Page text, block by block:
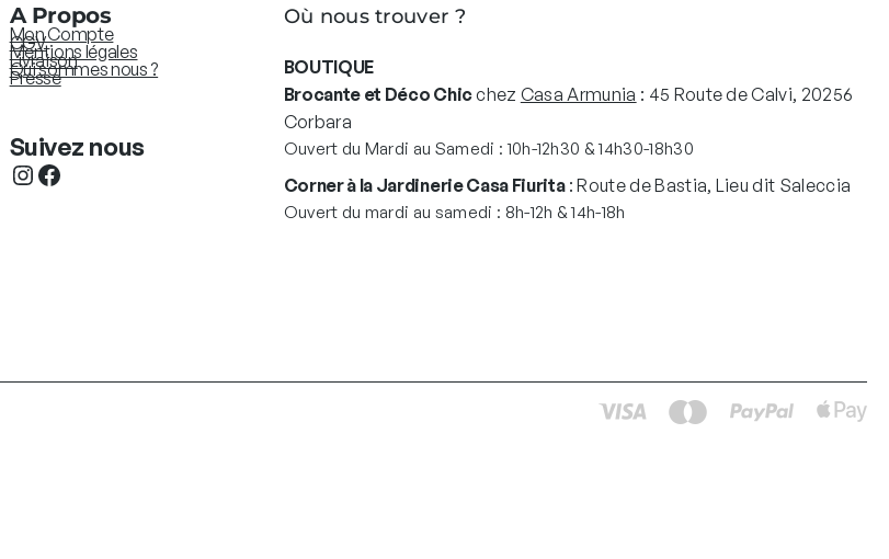
A Propos
Mon Compte
CGV
Mentions légales
Livraison
Qui sommes nous ?
Presse
Suivez nous
InstagramFacebook
Où nous trouver ?
BOUTIQUE
Brocante et Déco Chicchez Casa Armunia : 45 Route de Calvi, 20256
Corbara
Ouvert du Mardi au Samedi : 10h-12h30 & 14h30-18h30
Corner à la Jardinerie Casa Fiurita: Route de Bastia, Lieu dit Saleccia
Ouvert du mardi au samedi : 8h-12h & 14h-18h